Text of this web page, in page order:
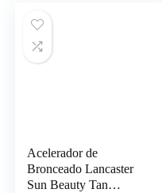
Acelerador de
Bronceado Lancaster
Sun Beauty Tan